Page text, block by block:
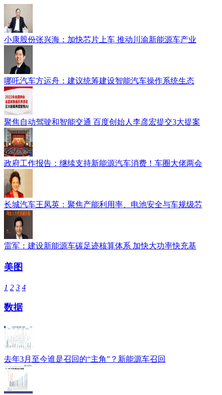
小康股份张兴海：加快芯片上车 推动川渝新能源车产业
哪吒汽车方运舟：建议统筹建设智能汽车操作系统生态
聚焦自动驾驶和智能交通 百度创始人李彦宏提交3大提案
政府工作报告：继续支持新能源汽车消费！车圈大佬两会
长城汽车王凤英：聚焦产能利用率、电池安全与车规级芯
雷军：建设新能源车碳足迹核算体系 加快大功率快充基
美图
1 2 3 4
数据
去年3月至今谁是召回的“主角”？新能源车召回